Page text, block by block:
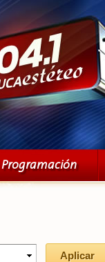
Programación